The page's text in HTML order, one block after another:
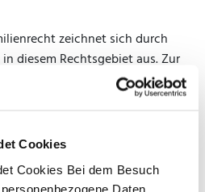
Cookies
Cookies Bei dem Besuch
Daten
zeichnet sich durch
diesem Rechtsgebiet aus. Zur
müssen außerordentliche
umfassende praktische
regelmäßig weiterzubilden.
und fortlaufende Fort-
für die hohe Qualität in